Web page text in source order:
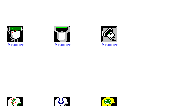
Scanner Scanner Scanner